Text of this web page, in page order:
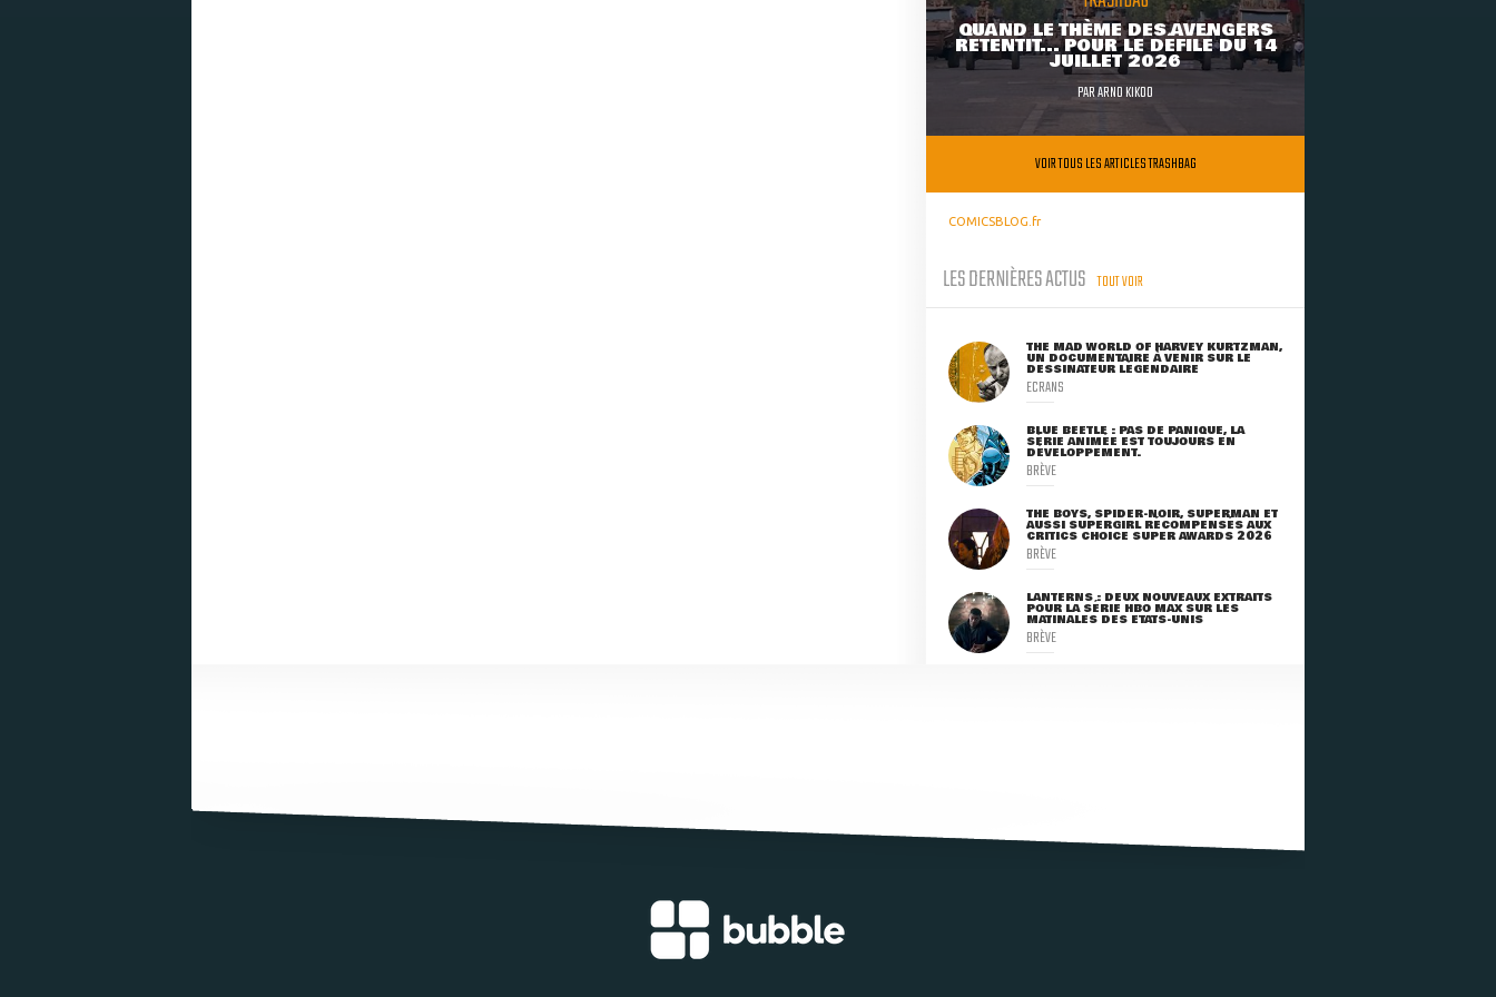
QUAND LE THÈME DES AVENGERS
RETENTIT... POUR LE DÉFILÉ DU 14
JUILLET 2026
PARARNO KIKOO
VOIR TOUS LES ARTICLES TRASHBAG
COMICSBLOG.fr
LES DERNIÈRES ACTUS TOUT VOIR
THE MAD WORLD OF HARVEY KURTZMAN,
UN DOCUMENTAIRE À VENIR SUR LE
DESSINATEUR LÉGENDAIRE
ECRANS
BLUE BEETLE : PAS DE PANIQUE, LA
SÉRIE ANIMÉE EST TOUJOURS EN
DÉVELOPPEMENT.
BRÈVE
THE BOYS, SPIDER-NOIR, SUPERMAN ET
AUSSI SUPERGIRL RÉCOMPENSÉS AUX
CRITICS CHOICE SUPER AWARDS 2026
BRÈVE
LANTERNS : DEUX NOUVEAUX EXTRAITS
POUR LA SÉRIE HBO MAX SUR LES
MATINALES DES ETATS-UNIS
BRÈVE